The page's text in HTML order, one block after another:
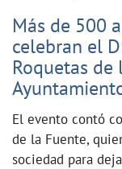
Más de 500
celebran el
Roquetas
El evento contó
de la Fuente,
sociedad para